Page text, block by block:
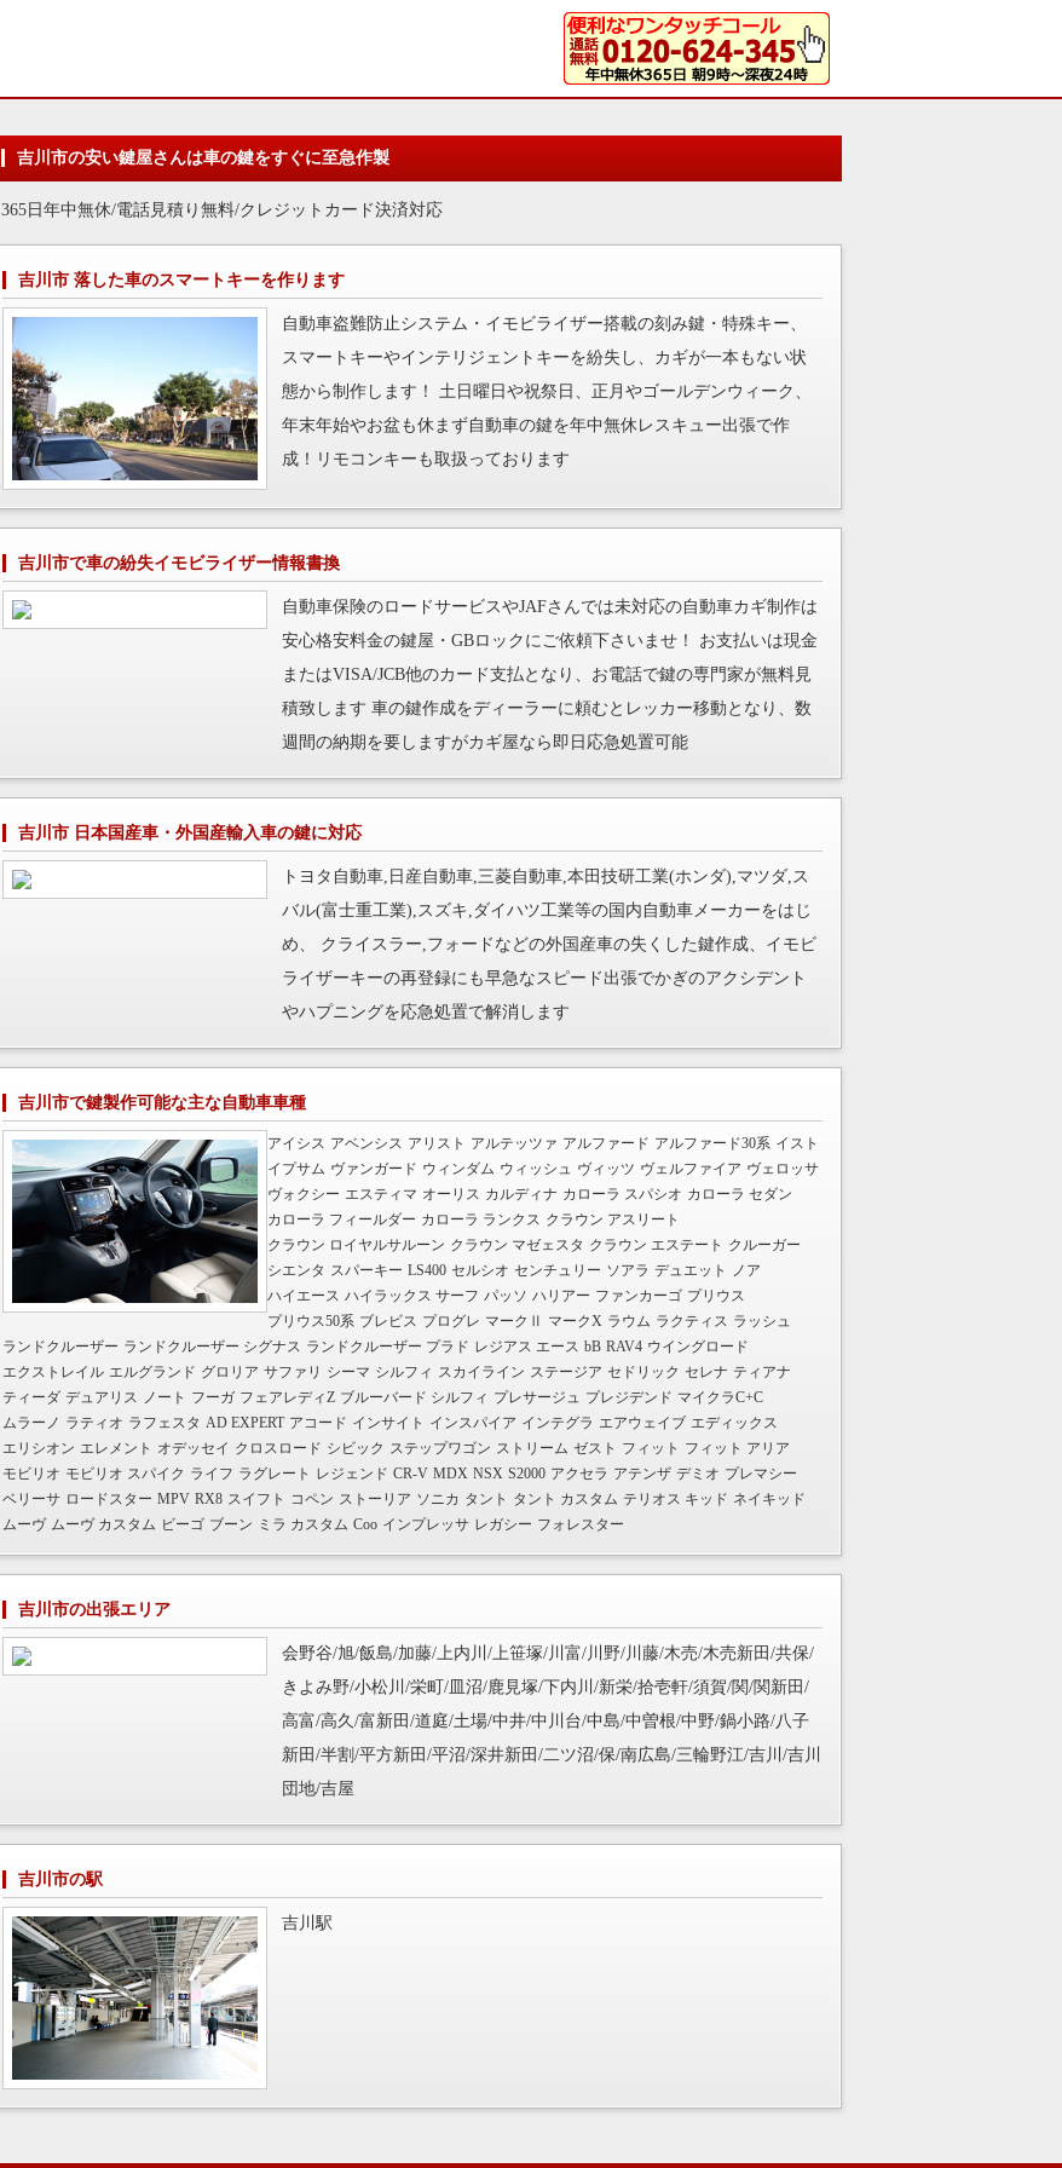
吉川市の安い鍵屋さんは車の鍵をすぐに至急作製
365日年中無休/電話見積り無料/クレジットカード決済対応
吉川市 落した車のスマートキーを作ります
自動車盗難防止システム・イモビライザー搭載の刻み鍵・特殊キー、
スマートキーやインテリジェントキーを紛失し、カギが一本もない状
態から制作します！ 土日曜日や祝祭日、正月やゴールデンウィーク、
年末年始やお盆も休まず自動車の鍵を年中無休レスキュー出張で作
成！リモコンキーも取扱っております
吉川市で車の紛失イモビライザー情報書換
自動車保険のロードサービスやJAFさんでは未対応の自動車カギ制作は
安心格安料金の鍵屋・GBロックにご依頼下さいませ！ お支払いは現金
またはVISA/JCB他のカード支払となり、お電話で鍵の専門家が無料見
積致します 車の鍵作成をディーラーに頼むとレッカー移動となり、数
週間の納期を要しますがカギ屋なら即日応急処置可能
吉川市 日本国産車・外国産輸入車の鍵に対応
トヨタ自動車,日産自動車,三菱自動車,本田技研工業(ホンダ),マツダ,ス
バル(富士重工業),スズキ,ダイハツ工業等の国内自動車メーカーをはじ
め、 クライスラー,フォードなどの外国産車の失くした鍵作成、イモビ
ライザーキーの再登録にも早急なスピード出張でかぎのアクシデント
やハプニングを応急処置で解消します
吉川市で鍵製作可能な主な自動車車種
アイシス アベンシス アリスト アルテッツァ アルファード アルファード30系 イスト
イプサム ヴァンガード ウィンダム ウィッシュ ヴィッツ ヴェルファイア ヴェロッサ
ヴォクシー エスティマ オーリス カルディナ カローラ スパシオ カローラ セダン
カローラ フィールダー カローラ ランクス クラウン アスリート
クラウン ロイヤルサルーン クラウン マゼェスタ クラウン エステート クルーガー
シエンタ スパーキー LS400 セルシオ センチュリー ソアラ デュエット
ノア
ハイエース ハイラックス サーフ パッソ ハリアー ファンカーゴ プリウス
プリウス50系 ブレビス プログレ マークⅡ マークX ラウム ラクティス ラッシュ
ランドクルーザー ランドクルーザー シグナス ランドクルーザー プラド レジアス エース bB RAV4 ウイングロード
エクストレイル エルグランド グロリア サファリ シーマ シルフィ スカイライン ステージア セドリック セレナ ティアナ
ティーダ デュアリス ノート フーガ フェアレディZ ブルーバード シルフィ プレサージュ プレジデンド マイクラC+C
ムラーノ ラティオ ラフェスタ AD EXPERT アコード インサイト インスパイア インテグラ エアウェイブ エディックス
エリシオン エレメント オデッセイ クロスロード シビック ステップワゴン ストリーム ゼスト フィット フィット アリア
モビリオ モビリオ スパイク ライフ ラグレート レジェンド CR-V MDX NSX S2000 アクセラ アテンザ デミオ プレマシー
ベリーサ ロードスター MPV RX8 スイフト コペン ストーリア ソニカ タント タント カスタム テリオス キッド ネイキッド
ムーヴ ムーヴ カスタム ビーゴ ブーン ミラ カスタム Coo インプレッサ レガシー フォレスター
吉川市の出張エリア
会野谷/旭/飯島/加藤/上内川/上笹塚/川富/川野/川藤/木売/木売新田/共保/
きよみ野/小松川/栄町/皿沼/鹿見塚/下内川/新栄/拾壱軒/須賀/関/関新田/
高富/高久/富新田/道庭/土場/中井/中川台/中島/中曽根/中野/鍋小路/八子
新田/半割/平方新田/平沼/深井新田/二ツ沼/保/南広島/三輪野江/吉川/吉川
団地/吉屋
吉川市の駅
吉川駅